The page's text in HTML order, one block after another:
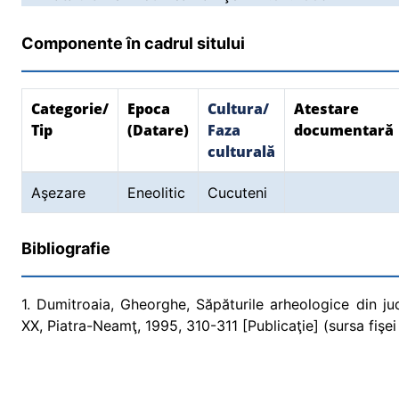
Componente în cadrul sitului
Categorie/
Tip
Epoca
(Datare)
Cultura/
Faza
culturală
Atestare
documentară
Aşezare Eneolitic Cucuteni
Bibliografie
1. Dumitroaia, Gheorghe, Săpăturile arheologice din
XX, Piatra-Neamţ, 1995, 310-311 [Publicaţie] (sursa